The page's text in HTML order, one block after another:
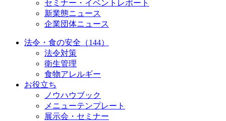
セミナー・イベントレポート
新業態ニュース
企業団体ニュース
法令・食の安全（144）
法令対策
衛生管理
食物アレルギー
お役立ち
ノウハウブック
メニューテンプレート
展示会・セミナー